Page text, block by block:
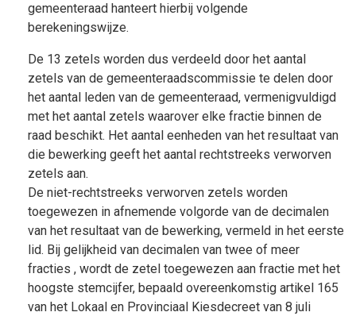
gemeenteraad hanteert hierbij volgende
berekeningswijze.
De 13 zetels worden dus verdeeld door het aantal
zetels van de gemeenteraadscommissie te delen door
het aantal leden van de gemeenteraad, vermenigvuldigd
met het aantal zetels waarover elke fractie binnen de
raad beschikt. Het aantal eenheden van het resultaat van
die bewerking geeft het aantal rechtstreeks verworven
zetels aan.
De niet-rechtstreeks verworven zetels worden
toegewezen in afnemende volgorde van de decimalen
van het resultaat van de bewerking, vermeld in het eerste
lid. Bij gelijkheid van decimalen van twee of meer
fracties , wordt de zetel toegewezen aan fractie met het
hoogste stemcijfer, bepaald overeenkomstig artikel 165
van het Lokaal en Provinciaal Kiesdecreet van 8 juli